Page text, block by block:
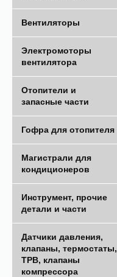
Вентиляторы
Электромоторы
вентилятора
Отопители и
запасные части
Гофра для отопителя
Магистрали для
кондиционеров
Инструмент, прочие
детали и части
Датчики давления,
клапаны, термостаты,
ТРВ, клапаны
компрессора